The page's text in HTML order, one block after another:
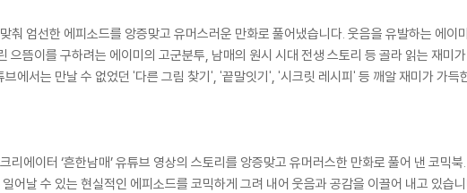
엄선한 에피소드를 앙증맞고 유머스러운 만화로 풀어냈습니다. 웃음을 유발하는 에이
뜸이를 구하려는 에이미의 고군분투, 남매의 원시 시대 전생 스토리 등 골라 읽는 재미
에서는 만날 수 없었던 '다른 그림 찾기', '끝말잇기', '시크릿 레시피' 등 깨알 재미가 가득
에이터 ‘흔한남매’ 유튜브 영상의 스토리를 앙증맞고 유머러스한 만화로 풀어 낸 코믹북
어날 수 있는 현실적인 에피소드를 코믹하게 그려 내어 웃음과 공감을 이끌어 내고 있습